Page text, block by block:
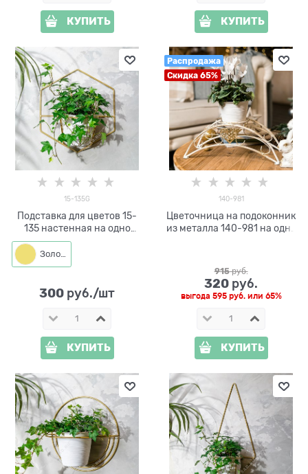
КУПИТЬ КУПИТЬ
15-135G
Подставка для цветов 15-
135 настенная на одно
кашпо d=14см
Золото
300 руб./шт
КУПИТЬ
Распродажа
Скидка 65%
140-981
Цветочница на подоконник
из металла 140-981 на одно
915 руб.
320 руб.
выгода 595 руб.или 65%
КУПИТЬ